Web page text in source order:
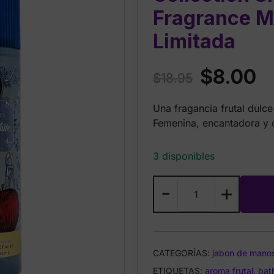
Fragrance
Limitada
$18.95 Original
was:
$8.00
is:
Una fragancia frutal
Femenina, encantadora
3 disponibles
-
&
Body
Collection
+
CATEGORÍAS: jabon de
ETIQUETAS: aroma frutal